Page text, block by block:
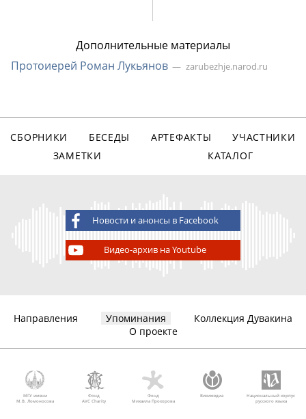
Дополнительные материалы
Протоиерей Роман Лукьянов
zarubezhje.narod.ru
СБОРНИКИ БЕСЕДЫ АРТЕФАКТЫ
УЧАСТНИКИ
ЗАМЕТКИ
КАТАЛОГ
Новости и анонсы в Facebook
Видео-архив на Youtube
Направления Упоминания
Коллекция Дувакина
О проекте
МГУ имени
М.В. Ломоносова
Фонд
AVC Charity
Фонд
Михаила Прохорова
Викимедиа
Национальный корпус
русского языка